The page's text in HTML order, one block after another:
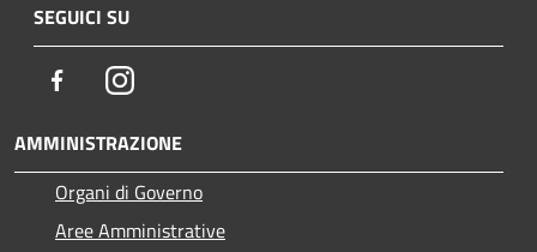
SEGUICI SU
FacebookInstagram
AMMINISTRAZIONE
Organi di Governo
Aree Amministrative